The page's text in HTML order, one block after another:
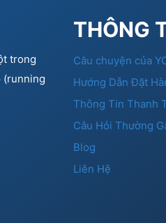
trong
(running
THÔNG
Câu chuyện của
Hướng Dẫn Đặt
Thông Tin Thanh
Câu Hỏi Thường
Blog
Liên Hệ